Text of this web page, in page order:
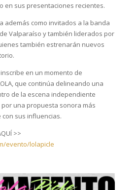
en sus presentaciones recientes.
además como invitados a la banda
Valparaíso y también liderados por
también estrenarán nuevos
en un momento de
que continúa delineando una
de la escena independiente
una propuesta sonora más
sus influencias.
>>
evento/lolapicle